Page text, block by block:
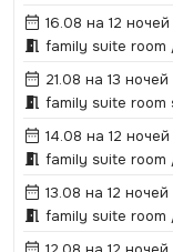
16.08 на 12 ночей
family suite room
21.08 на 13 ночей
family suite room
14.08 на 12 ночей
family suite room
13.08 на 12 ночей
family suite room